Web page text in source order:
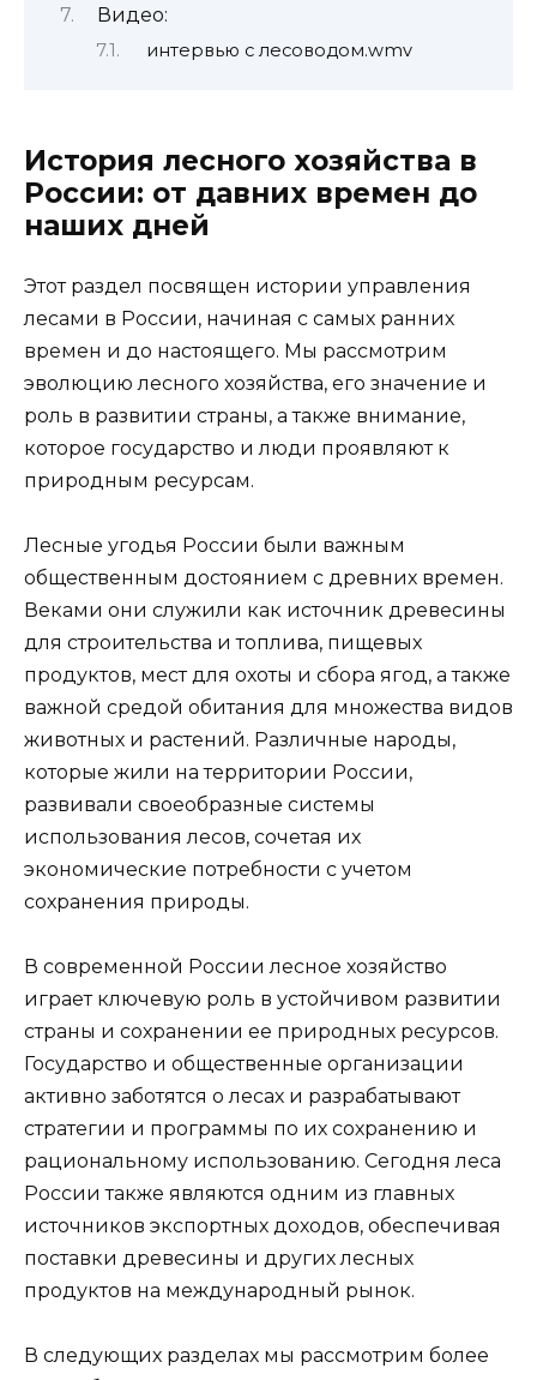
Видео:
интервью с лесоводом.wmv
История лесного хозяйства в
России: от давних времен до
наших дней
Этот раздел посвящен истории управления
лесами в России, начиная с самых ранних
времен и до настоящего. Мы рассмотрим
эволюцию лесного хозяйства, его значение и
роль в развитии страны, а также внимание,
которое государство и люди проявляют к
природным ресурсам.
Лесные угодья России были важным
общественным достоянием с древних времен.
Веками они служили как источник древесины
для строительства и топлива, пищевых
продуктов, мест для охоты и сбора ягод, а также
важной средой обитания для множества видов
животных и растений. Различные народы,
которые жили на территории России,
развивали своеобразные системы
использования лесов, сочетая их
экономические потребности с учетом
сохранения природы.
В современной России лесное хозяйство
играет ключевую роль в устойчивом развитии
страны и сохранении ее природных ресурсов.
Государство и общественные организации
активно заботятся о лесах и разрабатывают
стратегии и программы по их сохранению и
рациональному использованию. Сегодня леса
России также являются одним из главных
источников экспортных доходов, обеспечивая
поставки древесины и других лесных
продуктов на международный рынок.
В следующих разделах мы рассмотрим более